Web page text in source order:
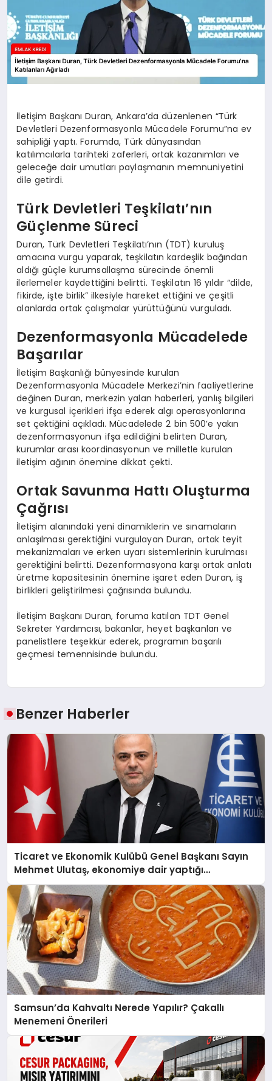
İletişim Başkanı Duran, Ankara’da düzenlenen “Türk
Devletleri Dezenformasyonla Mücadele Forumu”na ev
sahipliği yaptı. Forumda, Türk dünyasından
katılımcılarla tarihteki zaferleri, ortak kazanımları ve
geleceğe dair umutları paylaşmanın memnuniyetini
dile getirdi.
Türk Devletleri Teşkilatı’nın
Güçlenme Süreci
Duran, Türk Devletleri Teşkilatı’nın (TDT) kuruluş
amacına vurgu yaparak, teşkilatın kardeşlik bağından
aldığı güçle kurumsallaşma sürecinde önemli
ilerlemeler kaydettiğini belirtti. Teşkilatın 16 yıldır “dilde,
fikirde, işte birlik” ilkesiyle hareket ettiğini ve çeşitli
alanlarda ortak çalışmalar yürüttüğünü vurguladı.
Dezenformasyonla Mücadelede
Başarılar
İletişim Başkanlığı bünyesinde kurulan
Dezenformasyonla Mücadele Merkezi’nin faaliyetlerine
değinen Duran, merkezin yalan haberleri, yanlış bilgileri
ve kurgusal içerikleri ifşa ederek algı operasyonlarına
set çektiğini açıkladı. Mücadelede 2 bin 500’e yakın
dezenformasyonun ifşa edildiğini belirten Duran,
kurumlar arası koordinasyonun ve milletle kurulan
iletişim ağının önemine dikkat çekti.
Ortak Savunma Hattı Oluşturma
Çağrısı
İletişim alanındaki yeni dinamiklerin ve sınamaların
anlaşılması gerektiğini vurgulayan Duran, ortak teyit
mekanizmaları ve erken uyarı sistemlerinin kurulması
gerektiğini belirtti. Dezenformasyona karşı ortak anlatı
üretme kapasitesinin önemine işaret eden Duran, iş
birlikleri geliştirilmesi çağrısında bulundu.
İletişim Başkanı Duran, foruma katılan TDT Genel
Sekreter Yardımcısı, bakanlar, heyet başkanları ve
panelistlere teşekkür ederek, programın başarılı
geçmesi temennisinde bulundu.
Benzer Haberler
Ticaret ve Ekonomik Kulübü Genel Başkanı Sayın
Mehmet Ulutaş, ekonomiye dair yaptığı
açıklamada şunları kaydetti:
Samsun’da Kahvaltı Nerede Yapılır? Çakallı
Menemeni Önerileri